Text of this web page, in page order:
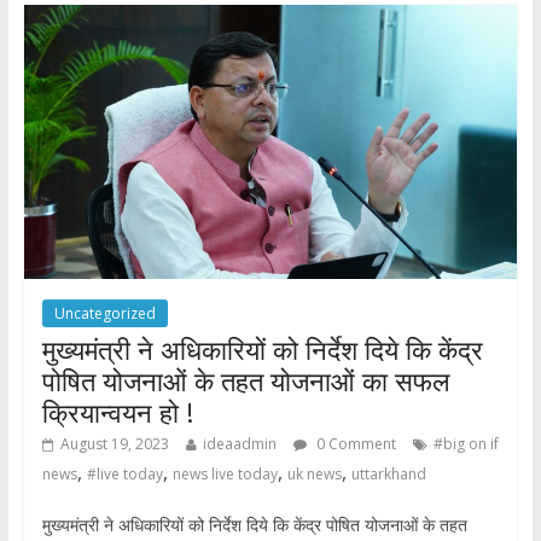
o
o
k
A
p
p
Uncategorized
मुख्यमंत्री ने अधिकारियों को निर्देश दिये कि केंद्र
पोषित योजनाओं के तहत योजनाओं का सफल
क्रियान्वयन हो !
August 19, 2023 ideaadmin 0 Comment
#big on if
news, #live today, news live today, uk news, uttarkhand
मुख्यमंत्री ने अधिकारियों को निर्देश दिये कि केंद्र पोषित योजनाओं के तहत